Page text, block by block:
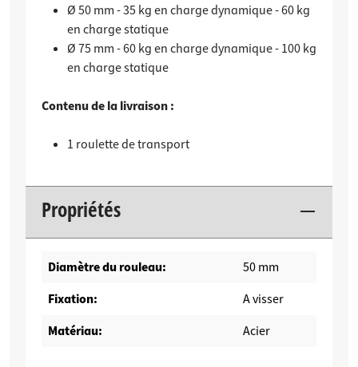
Ø 50 mm - 35 kg en charge dynamique - 60 kg
en charge statique
Ø 75 mm - 60 kg en charge dynamique - 100 kg
en charge statique
Contenu de la livraison :
1 roulette de transport
Propriétés
Diamètre du rouleau:
50 mm
Fixation:
A visser
Matériau:
Acier